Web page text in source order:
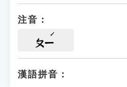
注音：
ㄆㄧ
漢語拼音：